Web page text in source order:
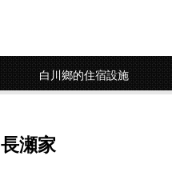
白川鄉的住宿設施
長瀬家